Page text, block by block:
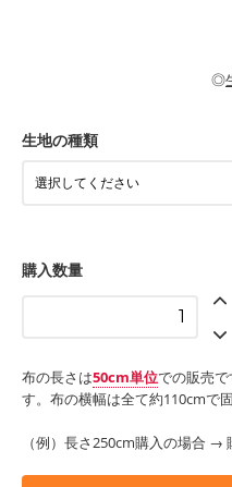
・カーテン、エプロン、テ
・パンツ、タックスカートな
もっと詳しく見る
耐久性があります。トート
小物、インテリア用品に向い
・工作用エプロン
もっと詳しく見る
◎
生地の種類
購入数量
布の長さは50cm単位での販売
す。布の横幅は全て約110cmで固
（例）長さ250cm購入の場合 →